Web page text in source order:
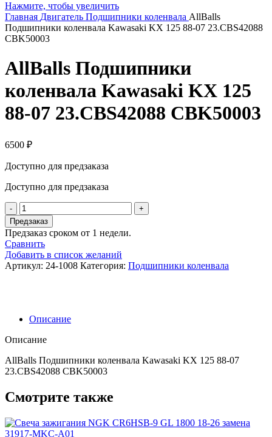
Нажмите, чтобы увеличить
Главная Двигатель Подшипники коленвала AllBalls
Подшипники коленвала Kawasaki KX 125 88-07 23.CBS42088
CBK50003
AllBalls Подшипники
коленвала Kawasaki KX 125
88-07 23.CBS42088 CBK50003
6500 ₽
Доступно для предзаказа
Доступно для предзаказа
Количество
товара
AllBalls
Подшипники
коленвала
Kawasaki
KX
23.CBS42088
CBK50003
Предзаказ
Предзаказ сроком от 1 недели.
Сравнить
Добавить в список желаний
Артикул: 24-1008 Категория: Подшипники коленвала
Описание
Описание
AllBalls Подшипники коленвала Kawasaki KX 125 88-07
23.CBS42088 CBK50003
Смотрите также